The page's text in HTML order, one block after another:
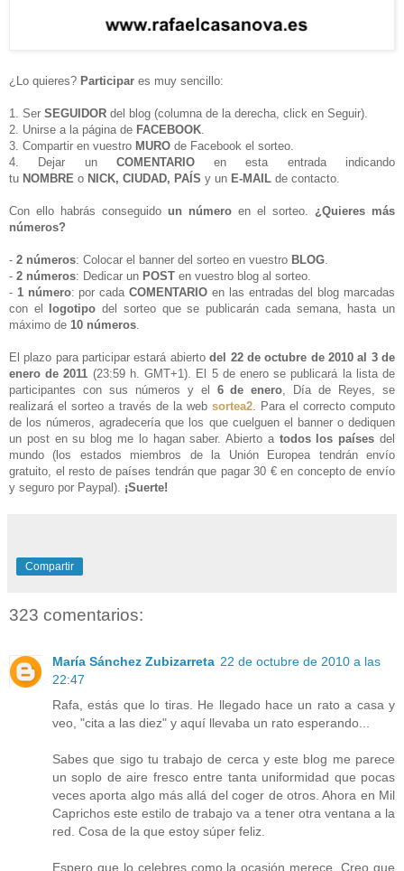
¿Lo quieres? Participar es muy sencillo:
1. Ser SEGUIDOR del blog (columna de la derecha, click en Seguir).
2. Unirse a la página de FACEBOOK
3. Compartir en vuestro MURO de Facebook el sorteo.
4. Dejar un COMENTARIOen esta entrada indicando
tu NOMBRE o NICK, CIUDAD, PAÍS y un E-MAIL de contacto.
Con ello habrás conseguido un número en el sorteo. ¿Quieres más
números?
- 2 números: Colocar el banner del sorteo en vuestro BLOG
- 2 números: Dedicar un POST en vuestro blog al sorteo
- 1 número: por cadaCOMENTARIO en las entradas del blog marcadas
con el logotipo del sorteo que se publicarán cada semana, hasta un
máximo de 10 números
El plazo para participar estará abiertodel 22 de octubre de 2010 al 3 de
enero de 2011 (23:59 h. GMT+1) . El 5 de enero se publicará la lista de
participantes con sus números y el 6 de enero , Día de Reyes, se
realizará el sorteo a través de la web sortea2 . Para el correcto computo
de los números, agradecería que los que cuelguen el banner o dediquen
un post en su blog me lo hagan saber. Abierto a todos los países del
mundo (los estados miembros de la Unión Europea tendrán envío
gratuito, el resto de países tendrán que pagar 30 € en concepto de envío
y seguro por Paypal). ¡Suerte!
Compartir
323 comentarios:
María Sánchez Zubizarreta 22 de octubre de 2010 a las
22:47
Rafa, estás que lo tiras. He llegado hace un rato a casa y
veo, "cita a las diez" y aquí llevaba un rato esperando...
Sabes que sigo tu trabajo de cerca y este blog me parece
un soplo de aire fresco entre tanta uniformidad que pocas
veces aporta algo más allá del coger de otros. Ahora en Mil
Caprichos este estilo de trabajo va a tener otra ventana a la
red. Cosa de la que estoy súper feliz.
Espero que lo celebres como la ocasión merece. Creo que